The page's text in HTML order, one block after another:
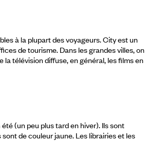
à la plupart des voyageurs. City est un
de tourisme. Dans les grandes villes, on
télévision diffuse, en général, les films en
(un peu plus tard en hiver). Ils sont
de couleur jaune. Les librairies et les